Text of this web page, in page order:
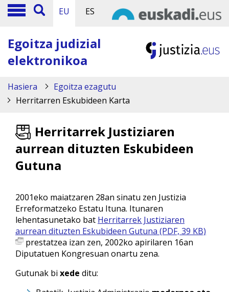
EU ES
Egoitza judizial
elektronikoa
Hasiera
Egoitza ezagutu
Herritarren Eskubideen Karta
Herritarrek Justiziaren
aurrean dituzten Eskubideen
Gutuna
2001eko maiatzaren 28an sinatu zen Justizia
Erreformatzeko Estatu Ituna. Itunaren
lehentasunetako bat Herritarrek Justiziaren
aurrean dituzten Eskubideen Gutuna (PDF, 39 KB)
prestatzea izan zen, 2002ko apirilaren 16an
Diputatuen Kongresuan onartu zena.
Gutunak bi xede ditu: